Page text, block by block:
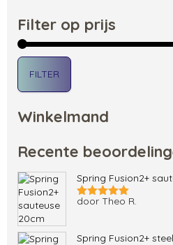
Filter op prijs
FILTER
Winkelmand
Recente
Spring Fusion2+
Gewaardeerd
door Theo R.
Spring Fusion2+